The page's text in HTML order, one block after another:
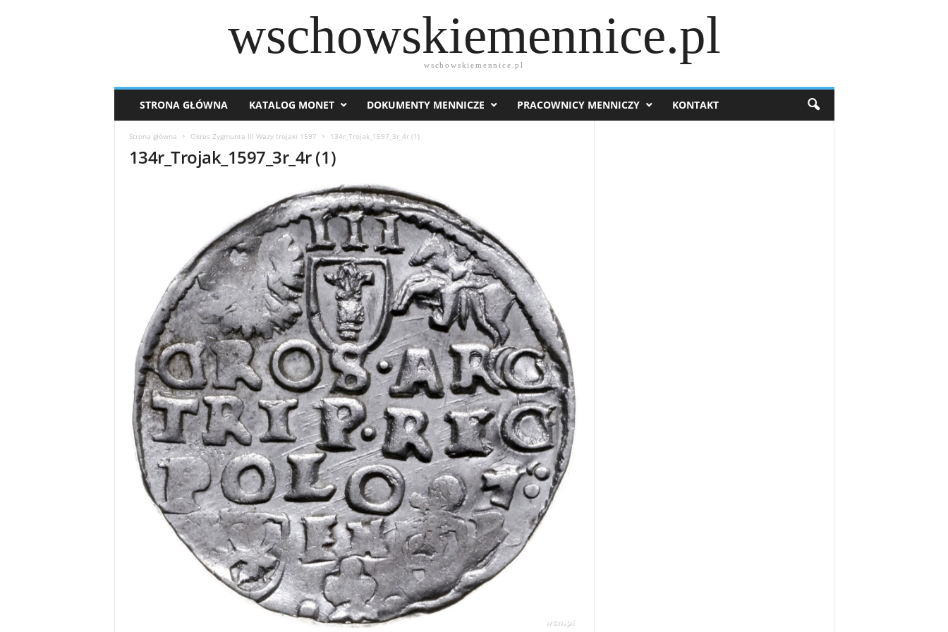
wschowskiemennice.pl
wschowskiemennice.pl
STRONA GŁÓWNA KATALOG MONET DOKUMENTY MENNICZE PRACOWNICY MENNICZY KONTAKT
Strona główna Okres Zygmunta lll Wazy trojaki 1597 134r_Trojak_1597_3r_4r (1)
134r_Trojak_1597_3r_4r (1)